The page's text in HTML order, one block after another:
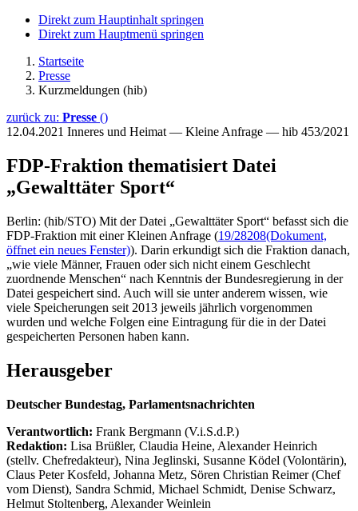
Direkt zum Hauptinhalt springen
Direkt zum Hauptmenü springen
Startseite
Presse
Kurzmeldungen (hib)
zurück zu: Presse ()
12.04.2021 Inneres und Heimat — Kleine Anfrage — hib 453/2021
FDP-Fraktion thematisiert Datei
„Gewalttäter Sport“
Berlin: (hib/STO) Mit der Datei „Gewalttäter Sport“ befasst sich die
FDP-Fraktion mit einer Kleinen Anfrage (19/28208(Dokument,
öffnet ein neues Fenster)). Darin erkundigt sich die Fraktion danach,
„wie viele Männer, Frauen oder sich nicht einem Geschlecht
zuordnende Menschen“ nach Kenntnis der Bundesregierung in der
Datei gespeichert sind. Auch will sie unter anderem wissen, wie
viele Speicherungen seit 2013 jeweils jährlich vorgenommen
wurden und welche Folgen eine Eintragung für die in der Datei
gespeicherten Personen haben kann.
Herausgeber
Deutscher Bundestag, Parlamentsnachrichten
Verantwortlich: Frank Bergmann (V.i.S.d.P.)
Redaktion: Lisa Brüßler, Claudia Heine, Alexander Heinrich
(stellv. Chefredakteur), Nina Jeglinski, Susanne Ködel (Volontärin),
Claus Peter Kosfeld, Johanna Metz, Sören Christian Reimer (Chef
vom Dienst), Sandra Schmid, Michael Schmidt, Denise Schwarz,
Helmut Stoltenberg, Alexander Weinlein